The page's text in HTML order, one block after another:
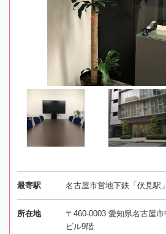
最寄駅 名古屋市営地下鉄「伏見駅
所在地
〒460-0003 愛知県名古屋
ビル9階